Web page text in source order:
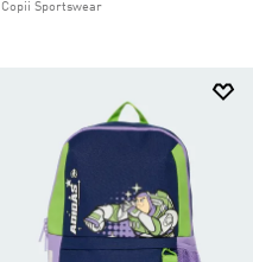
Copii Sportswear